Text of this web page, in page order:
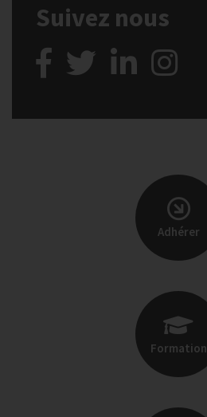
Suivez nous
Adhérer
Formation